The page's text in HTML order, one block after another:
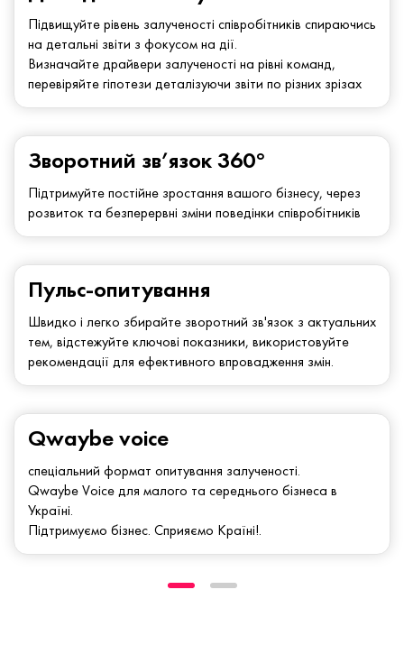
Підвищуйте рівень залученості співробітників спираючись
на детальні звіти з фокусом на дії.
Визначайте драйвери залученості на рівні команд,
перевіряйте гіпотези деталізуючи звіти по різних зрізах
Зворотний зв’язок 360°
Підтримуйте постійне зростання вашого бізнесу, через
розвиток та безперервні зміни поведінки співробітників
Qwaybe voice
спеціальний формат опитування залученості.
Qwaybe Voice для малого та середнього бізнеса в
Україні.
Підтримуємо бізнес. Сприяємо Країні!.
Пульс-опитування
Швидко і легко збирайте зворотний зв'язок з актуальних
тем, відстежуйте ключові показники, використовуйте
рекомендації для ефективного впровадження змін.